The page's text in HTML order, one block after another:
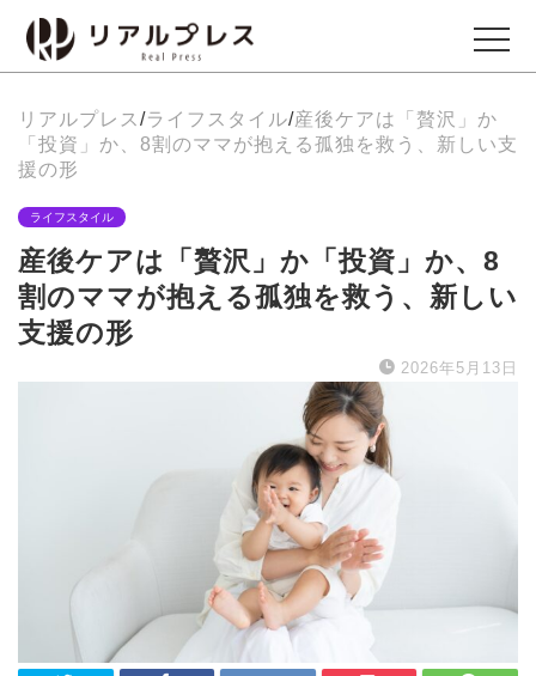
ビジネス
エンタメ
Entertainment
グルメ
Gourmet
ライフスタイル
Lifestyle
リアルプレス /ライフスタイル/産後ケアは「贅沢」か
「投資」か、8割のママが抱える孤独を救う、新しい支
援の形
ライフスタイル
産後ケアは「贅沢」か「投資」か、8
割のママが抱える孤独を救う、新しい
支援の形
2026年5月13日